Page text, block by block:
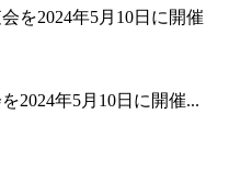
2024年5月10日に開催...